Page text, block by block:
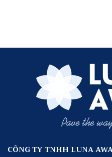
CÔNG TY TNHH LUNA